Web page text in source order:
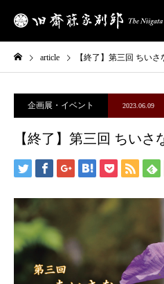
article 【終了】第三回 ちい
企画展・イベント 2023.06.09
【終了】第三回 ちいさ